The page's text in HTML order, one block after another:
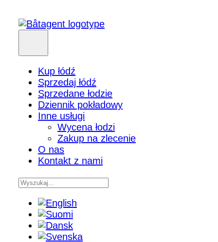
Kup łódź
Sprzedaj łódź
Sprzedane łodzie
Dziennik pokładowy
Inne usługi
Wycena łodzi
Zakup na zlecenie
O nas
Kontakt z nami